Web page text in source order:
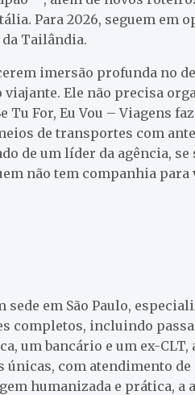
Para 2026, seguem em
da Tailândia.
imersão profunda no
Ele não precisa
For, Eu Vou – Viagens
de transportes com
de um líder da agência,
não tem companhia para
sede em São Paulo,
completos, incluindo
um bancário e um ex-CLT,
com atendimento de
humanizada e prática, a